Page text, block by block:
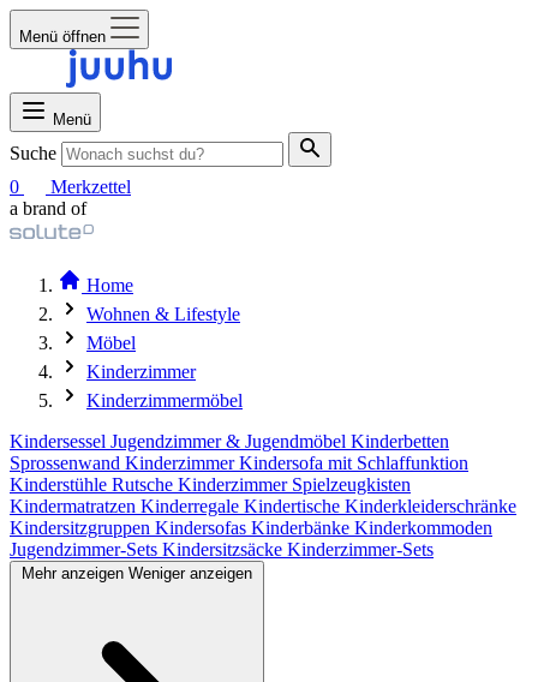
Menü öffnen
Menü
Suche
0
Merkzettel
a brand of
Home
Wohnen & Lifestyle
Möbel
Kinderzimmer
Kinderzimmermöbel
Kindersessel Jugendzimmer & Jugendmöbel Kinderbetten
Sprossenwand KinderzimmerKindersofa mit Schlaffunktion
Kinderstühle Rutsche Kinderzimmer Spielzeugkisten
Kindermatratzen Kinderregale Kindertische Kinderkleiderschränke
Kindersitzgruppen Kindersofas Kinderbänke Kinderkommoden
Jugendzimmer-Sets Kindersitzsäcke Kinderzimmer-Sets
Mehr anzeigen Weniger anzeigen